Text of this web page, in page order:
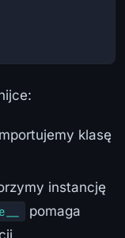
klasę
instancję
pomaga